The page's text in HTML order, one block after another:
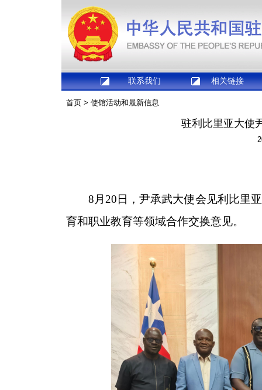
联系我们 相关链接
首页 > 使馆活动和最新信息
驻利比里亚大使
8月20日，尹承武大使会见利比里
育和职业教育等领域合作交换意见。